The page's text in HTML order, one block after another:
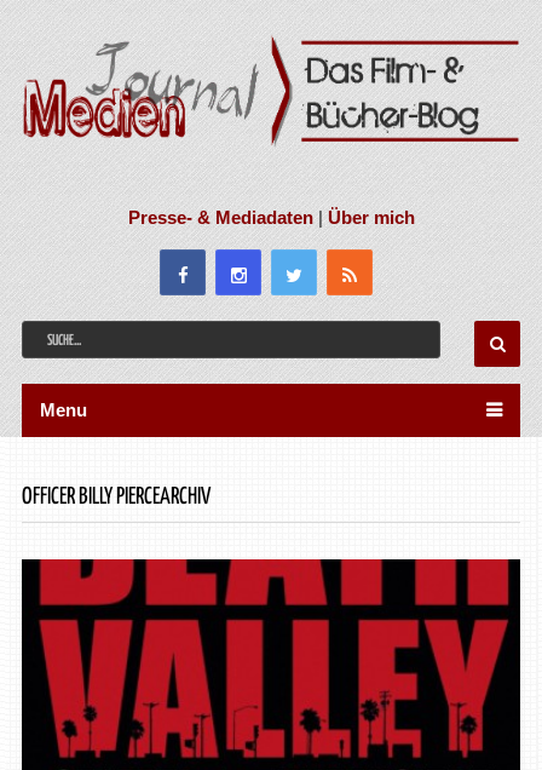
Presse- & Mediadaten|Über mich
Menu
OFFICER BILLY PIERCEARCHIV